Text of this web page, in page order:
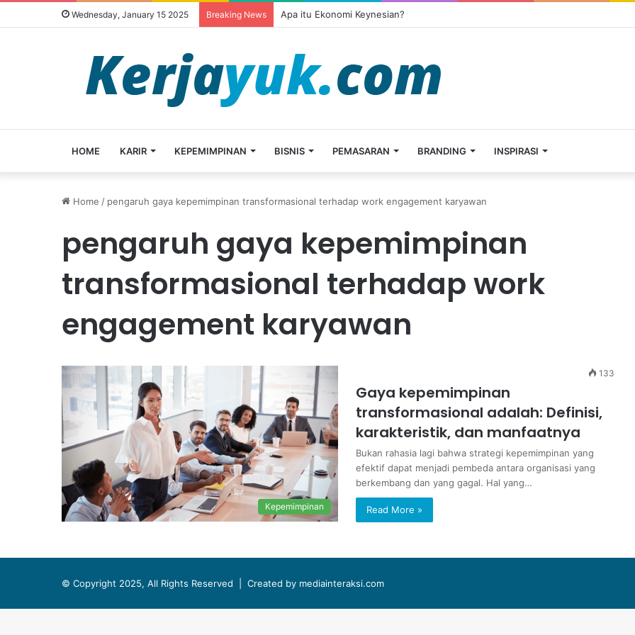
Wednesday, January 15 2025 Breaking News Apa itu Ekonomi Keynesian?
HOME KARIR KEPEMIMPINAN BISNIS PEMASARAN BRANDING INSPIRASI
Home / pengaruh gaya kepemimpinan transformasional terhadap work engagement karyawan
pengaruh gaya kepemimpinan
transformasional terhadap work
engagement karyawan
Kepemimpinan
133
Gaya kepemimpinan
transformasional adalah: Definisi,
karakteristik, dan manfaatnya
Bukan rahasia lagi bahwa strategi kepemimpinan yang
efektif dapat menjadi pembeda antara organisasi yang
berkembang dan yang gagal. Hal yang…
Read More »
© Copyright 2025, All Rights Reserved | Created by mediainteraksi.com